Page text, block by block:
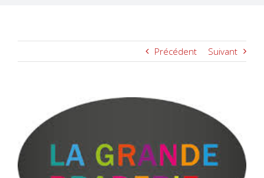
Précédent Suivant
l'image
agrandie